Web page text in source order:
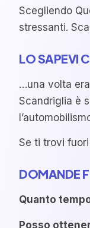
Scegliendo
stressanti.
LO SAPEVI
…una volta
Scandriglia è
Se ti trovi
DOMANDE
Quanto
Posso